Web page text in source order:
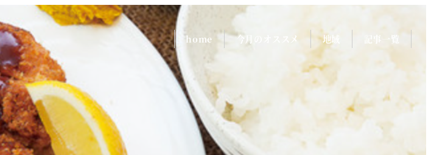
home 今月のオススメ 地域 記事一覧